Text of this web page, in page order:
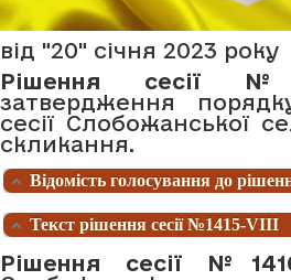
від "20" січня 2023 року
Рішення сесії
затвердження
сесії Слобожанської
скликання.
Відомість голосування до
Текст рішення сесії №1415-VIII
Рішення сесії